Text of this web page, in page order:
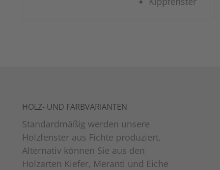
HOLZ- UND FARBVARIANTEN
Standardmäßig werden unsere
Holzfenster aus Fichte produziert.
Alternativ können Sie aus den
Holzarten Kiefer, Meranti und Eiche